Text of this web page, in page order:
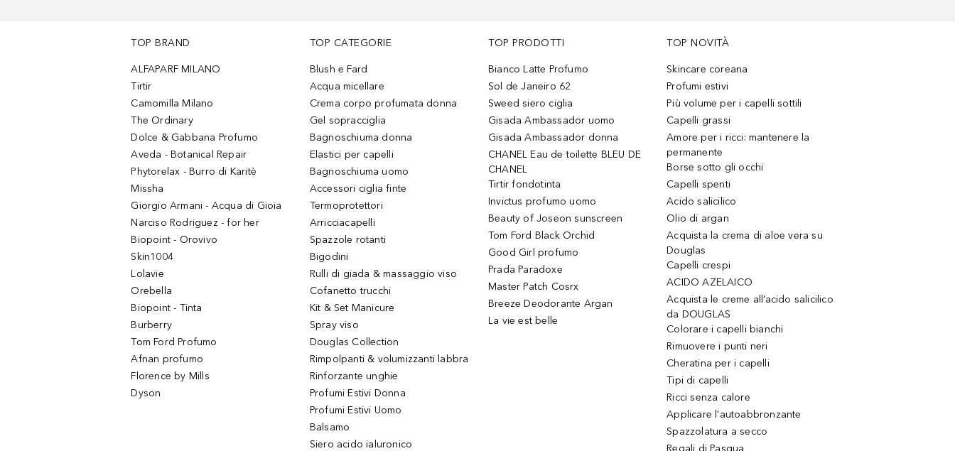
TOP BRAND
ALFAPARF MILANO
Tirtir
Camomilla Milano
The Ordinary
Dolce & Gabbana Profumo
Aveda - Botanical Repair
Phytorelax - Burro di Karitè
Missha
Giorgio Armani - Acqua di Gioia
Narciso Rodriguez - for her
Biopoint - Orovivo
Skin1004
Lolavie
Orebella
Biopoint - Tinta
Burberry
Tom Ford Profumo
Afnan profumo
Florence by Mills
Dyson
TOP CATEGORIE
Blush e Fard
Acqua micellare
Crema corpo profumata donna
Gel sopracciglia
Bagnoschiuma donna
Elastici per capelli
Bagnoschiuma uomo
Accessori ciglia finte
Termoprotettori
Arricciacapelli
Spazzole rotanti
Bigodini
Rulli di giada & massaggio viso
Cofanetto trucchi
Kit & Set Manicure
Spray viso
Douglas Collection
Rimpolpanti & volumizzanti labbra
Rinforzante unghie
Profumi Estivi Donna
Profumi Estivi Uomo
Balsamo
Siero acido ialuronico
TOP PRODOTTI
Bianco Latte Profumo
Sol de Janeiro 62
Sweed siero ciglia
Gisada Ambassador uomo
Gisada Ambassador donna
CHANEL Eau de toilette BLEU DE
CHANEL
Tirtir fondotinta
Invictus profumo uomo
Beauty of Joseon sunscreen
Tom Ford Black Orchid
Good Girl profumo
Prada Paradoxe
Master Patch Cosrx
Breeze Deodorante Argan
La vie est belle
TOP NOVITÀ
Skincare coreana
Profumi estivi
Più volume per i capelli sottili
Capelli grassi
Amore per i ricci: mantenere la
permanente
Borse sotto gli occhi
Capelli spenti
Acido salicilico
Olio di argan
Acquista la crema di aloe vera su
Douglas
Capelli crespi
ACIDO AZELAICO
Acquista le creme all’acido salicilico
da DOUGLAS
Colorare i capelli bianchi
Rimuovere i punti neri
Cheratina per i capelli
Tipi di capelli
Ricci senza calore
Applicare l'autoabbronzante
Spazzolatura a secco
Regali di Pasqua